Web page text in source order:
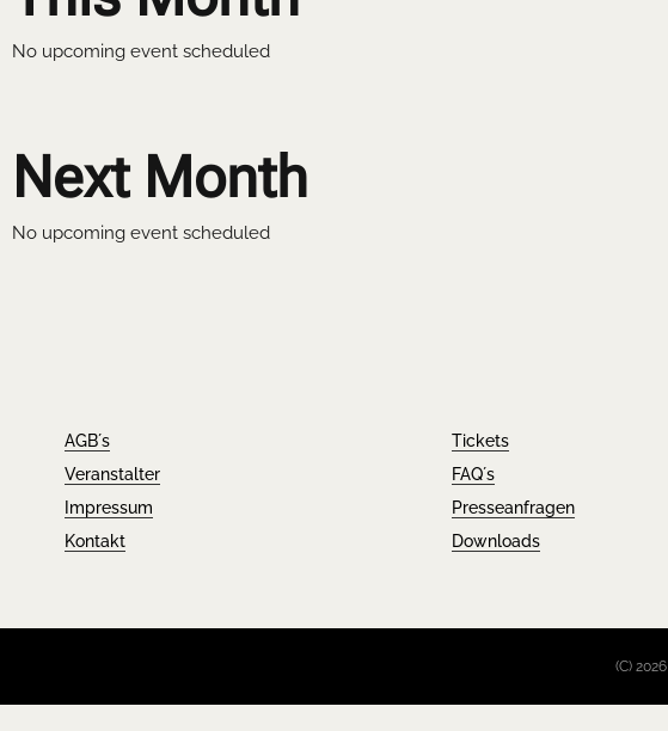
No upcoming event scheduled
Next Month
No upcoming event scheduled
AGB´s
Veranstalter
Impressum
Kontakt
Tickets
FAQ´s
Presseanfragen
Downloads
(C)